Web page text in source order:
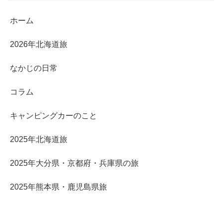
ホーム
2026年北海道旅
なかじの日常
コラム
キャンピングカーのこと
2025年北海道旅
2025年大分県・京都府・兵庫県の旅
2025年熊本県・鹿児島県旅